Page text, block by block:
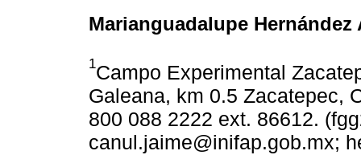
Marianguadalupe Hernández
1Campo Experimental
Galeana, km 0.5 Zacatepec,
800 088 2222 ext. 86612.
canul.jaime@inifap.gob.mx;